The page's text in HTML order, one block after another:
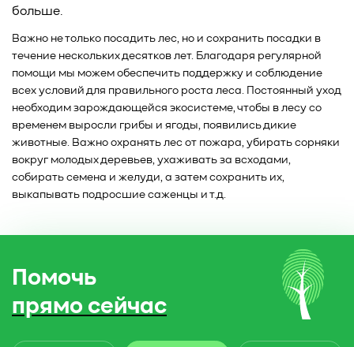
больше.
Важно не только посадить лес, но и сохранить посадки в
течение нескольких десятков лет. Благодаря регулярной
помощи мы можем обеспечить поддержку и соблюдение
всех условий для правильного роста леса. Постоянный уход
необходим зарождающейся экосистеме, чтобы в лесу со
временем выросли грибы и ягоды, появились дикие
животные. Важно охранять лес от пожара, убирать сорняки
вокруг молодых деревьев, ухаживать за всходами,
собирать семена и желуди, а затем сохранить их,
выкапывать подросшие саженцы и т.д.
Помочь
прямо сейчас